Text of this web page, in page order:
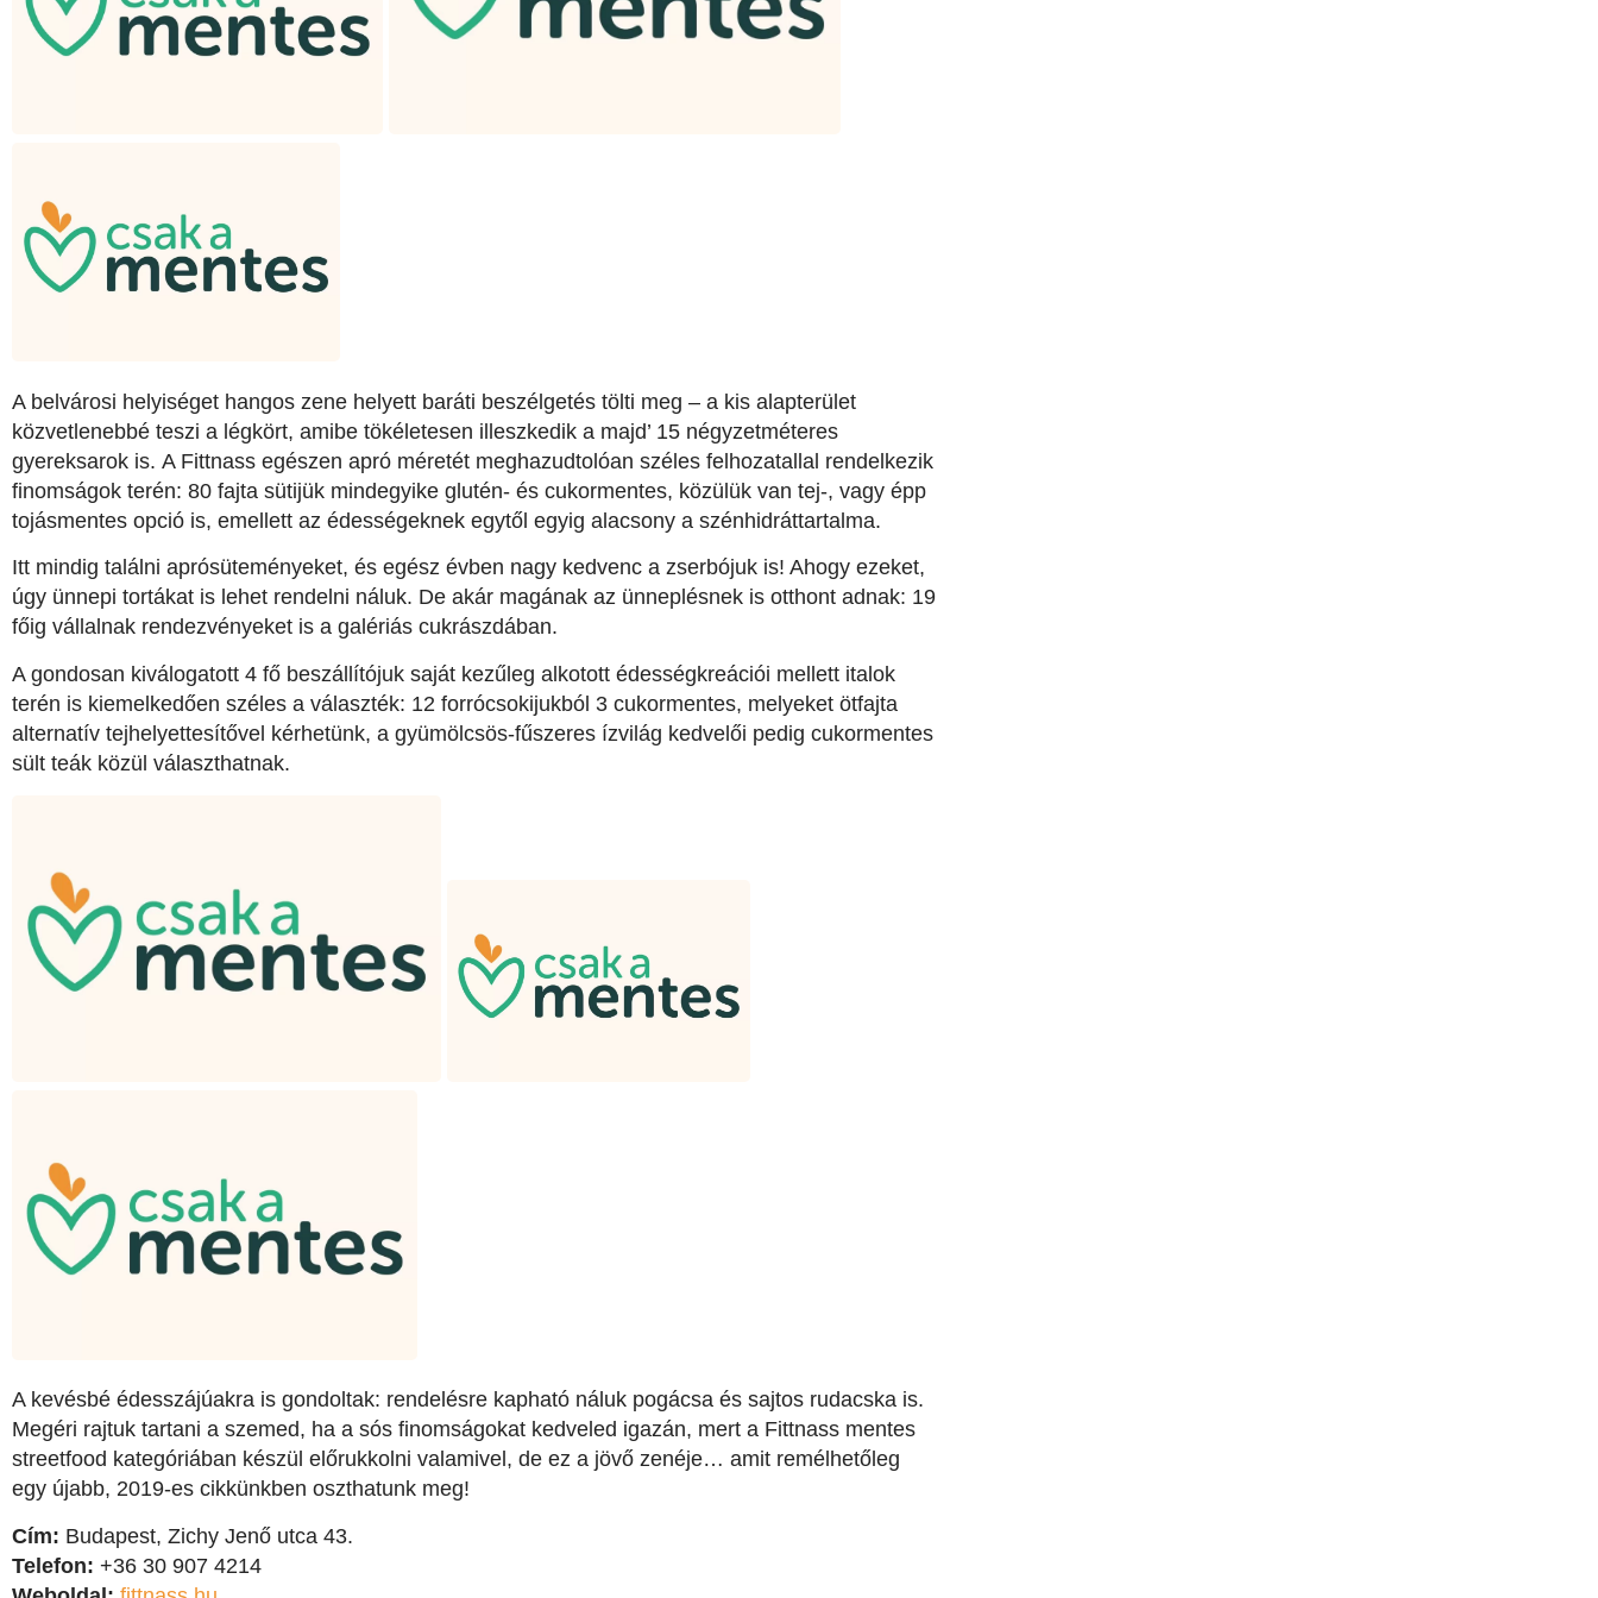
A belvárosi helyiséget hangos zene helyett baráti beszélgetés tölti meg – a kis alapterület
közvetlenebbé teszi a légkört, amibe tökéletesen illeszkedik a majd’ 15 négyzetméteres
gyereksarok is. A Fittnass egészen apró méretét meghazudtolóan széles felhozatallal rendelkezik
finomságok terén: 80 fajta sütijük mindegyike glutén- és cukormentes, közülük van tej-, vagy épp
tojásmentes opció is, emellett az édességeknek egytől egyig alacsony a szénhidráttartalma.
Itt mindig találni aprósüteményeket, és egész évben nagy kedvenc a zserbójuk is! Ahogy ezeket,
úgy ünnepi tortákat is lehet rendelni náluk. De akár magának az ünneplésnek is otthont adnak: 19
főig vállalnak rendezvényeket is a galériás cukrászdában.
A gondosan kiválogatott 4 fő beszállítójuk saját kezűleg alkotott édességkreációi mellett italok
terén is kiemelkedően széles a választék: 12 forrócsokijukból 3 cukormentes, melyeket ötfajta
alternatív tejhelyettesítővel kérhetünk, a gyümölcsös-fűszeres ízvilág kedvelői pedig cukormentes
sült teák közül választhatnak.
A kevésbé édesszájúakra is gondoltak: rendelésre kapható náluk pogácsa és sajtos rudacska is.
Megéri rajtuk tartani a szemed, ha a sós finomságokat kedveled igazán, mert a Fittnass mentes
streetfood kategóriában készül előrukkolni valamivel, de ez a jövő zenéje… amit remélhetőleg
egy újabb, 2019-es cikkünkben oszthatunk meg!
Cím: Budapest, Zichy Jenő utca 43.
Telefon: +36 30 907 4214